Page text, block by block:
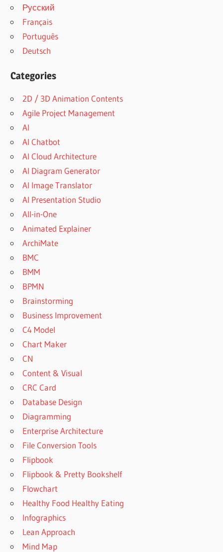
Русский
Français
Português
Deutsch
Categories
2D / 3D Animation Contents
Agile Project Management
AI
AI Chatbot
AI Cloud Architecture
AI Diagram Generator
AI Image Translator
AI Presentation Studio
All-in-One
Animated Explainer
ArchiMate
BMC
BMM
BPMN
Brainstorming
Business Improvement
C4 Model
Chart Maker
CN
Content & Visual
CRC Card
Database Design
Diagramming
Enterprise Architecture
File Conversion Tools
Flipbook
Flipbook & Pretty Bookshelf
Flowchart
Healthy Food Healthy Eating
Infographics
Lean Approach
Mind Map